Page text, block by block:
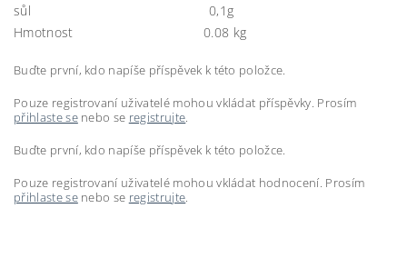
sůl
0,1g
Hmotnost
0.08 kg
Buďte první, kdo napíše příspěvek k této položce.
Pouze registrovaní uživatelé mohou vkládat příspěvky. Prosím
přihlaste senebo se registrujte.
Buďte první, kdo napíše příspěvek k této položce.
Pouze registrovaní uživatelé mohou vkládat hodnocení. Prosím
přihlaste senebo se registrujte.